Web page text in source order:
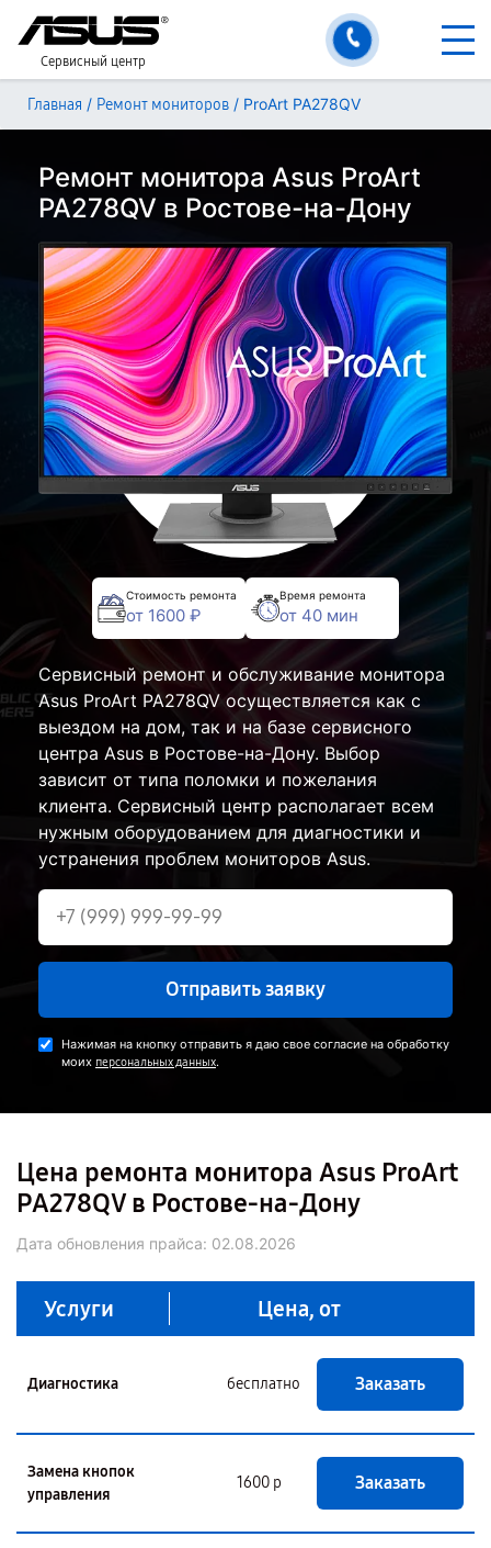
Сервисный центр
Главная / Ремонт мониторов / ProArt PA278QV
Ремонт монитора Asus ProArt
PA278QV в Ростове-на-Дону
Стоимость ремонта
от 1600 ₽
Время ремонта
от 40 мин
Сервисный ремонт и обслуживание монитора
Asus ProArt PA278QV осуществляется как с
выездом на дом, так и на базе сервисного
центра Asus в Ростове-на-Дону. Выбор
зависит от типа поломки и пожелания
клиента. Сервисный центр располагает всем
нужным оборудованием для диагностики и
устранения проблем мониторов Asus.
Отправить заявку
Нажимая на кнопку отправить я даю свое согласие на обработку
моих персональных данных.
Цена ремонта монитора Asus ProArt
PA278QV в Ростове-на-Дону
Дата обновления прайса: 02.08.2026
Услуги Цена, от
Диагностика бесплатно Заказать
Замена кнопок
управления
1600 р Заказать